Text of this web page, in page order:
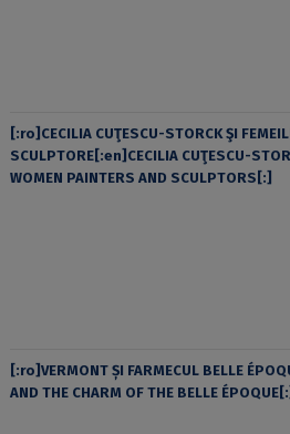
[:ro]CECILIA CUŢESCU-STORCK ŞI
SCULPTORE[:en]CECILIA CUŢESCU-
WOMEN PAINTERS AND SCULPTORS[:]
[:ro]VERMONT ȘI FARMECUL BELLE
AND THE CHARM OF THE BELLE ÉPOQUE[:]